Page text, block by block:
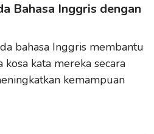
Bahasa Inggris dengan
bahasa Inggris membantu
kata mereka secara
kemampuan